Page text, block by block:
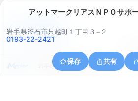
アットマークリアスＮＰＯサポ
岩手県釜石市只越町１丁目３−２
0193-22-2421
保存 共有
岩手県釜石市鈴子町２３
アプリで見る